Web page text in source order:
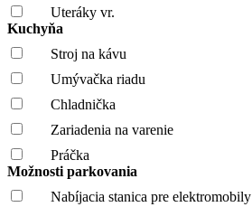
Uteráky vr.
Kuchyňa
Stroj na kávu
Umývačka riadu
Chladnička
Zariadenia na varenie
Práčka
Možnosti parkovania
Nabíjacia stanica pre elektromobily